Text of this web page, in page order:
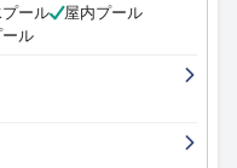
ール
屋内プール
ル